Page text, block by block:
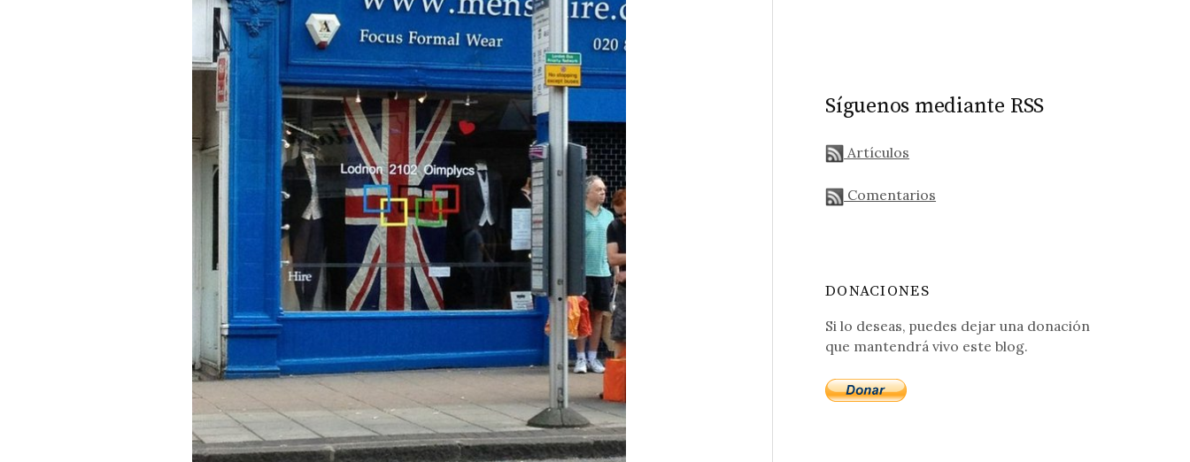
Síguenos mediante RSS
Artículos
Comentarios
DONACIONES
Si lo deseas, puedes dejar una donación
que mantendrá vivo este blog.